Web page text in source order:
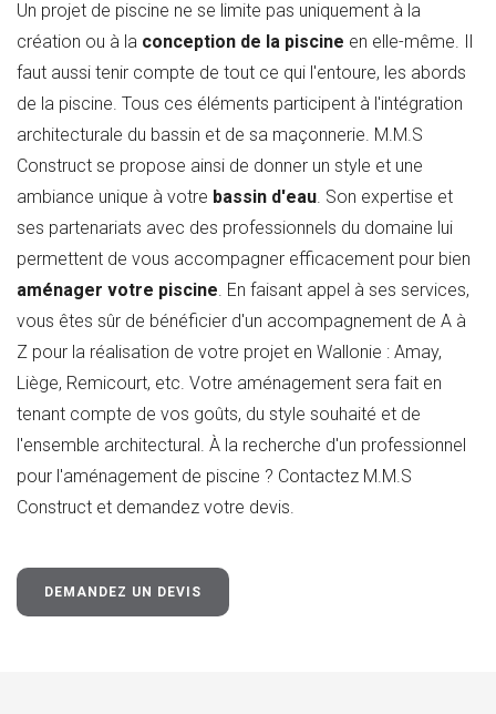
Un projet de piscine ne se limite pas uniquement à la
création ou à la conception de la piscine en elle-même. Il
faut aussi tenir compte de tout ce qui l'entoure, les abords
de la piscine. Tous ces éléments participent à l'intégration
architecturale du bassin et de sa maçonnerie. M.M.S
Construct se propose ainsi de donner un style et une
ambiance unique à votre bassin d'eau. Son expertise et
ses partenariats avec des professionnels du domaine lui
permettent de vous accompagner efficacement pour bien
aménager votre piscine. En faisant appel à ses services,
vous êtes sûr de bénéficier d'un accompagnement de A à
Z pour la réalisation de votre projet en Wallonie : Amay,
Liège, Remicourt, etc. Votre aménagement sera fait en
tenant compte de vos goûts, du style souhaité et de
l'ensemble architectural. À la recherche d'un professionnel
pour l'aménagement de piscine ? Contactez M.M.S
Construct et demandez votre devis.
DEMANDEZ UN DEVIS